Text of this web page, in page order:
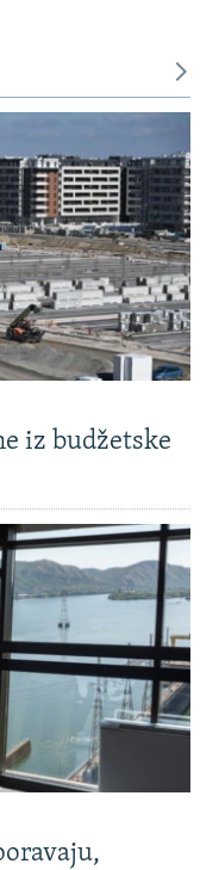
iz budžetske